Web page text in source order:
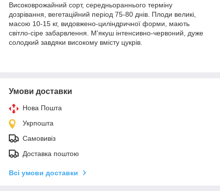
Високоврожайний сорт, середньораннього терміну
дозрівання, вегетаційний період 75-80 днів. Плоди великі,
масою 10-15 кг, видовжено-циліндричної форми, мають
світло-сіре забарвлення. М'якуш інтенсивно-червоний, дуже
солодкий завдяки високому вмісту цукрів.
Умови доставки
Нова Пошта
Укрпошта
Самовивіз
Доставка поштою
Всі умови доставки